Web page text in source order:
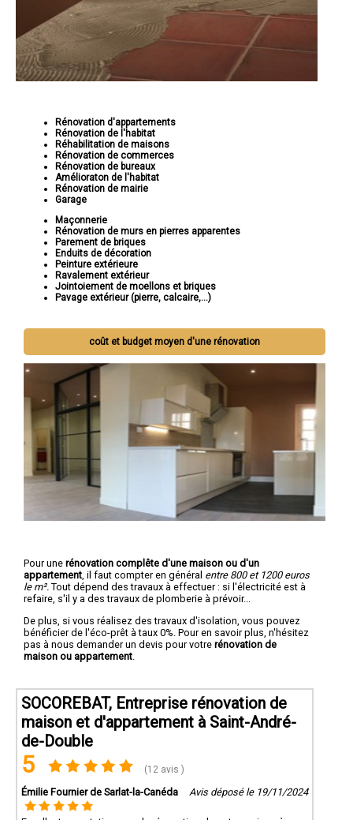
Rénovation d'appartements
Rénovation de l'habitat
Réhabilitation de maisons
Rénovation de commerces
Rénovation de bureaux
Amélioraton de l'habitat
Rénovation de mairie
Garage
Maçonnerie
Rénovation de murs en pierres apparentes
Parement de briques
Enduits de décoration
Peinture extérieure
Ravalement extérieur
Jointoiement de moellons et briques
Pavage extérieur (pierre, calcaire,...)
coût et budget moyen d'une rénovation
Pour une rénovation complête d'une maison ou d'un
appartement , il faut compter en général entre 800 et 1200 euros
le m². Tout dépend des travaux à effectuer : si l'électricité est à
refaire, s'il y a des travaux de plomberie à prévoir...
De plus, si vous réalisez des travaux d'isolation, vous pouvez
bénéficier de l'éco-prêt à taux 0%. Pour en savoir plus, n'hésitez
pas à nous demander un devis pour votre rénovation de
maison ou appartement
SOCOREBAT, Entreprise rénovation de
maison et d'appartement à Saint-André-
de-Double
5 (12 avis )
Émilie Fournier de Sarlat-la-Canéda Avis déposé le 19/11/2024